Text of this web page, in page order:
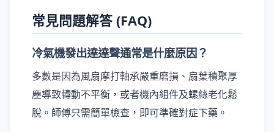
常見問題解答 (FAQ)
冷氣機發出達達聲通常是什麼原因？
多數是因為風扇摩打軸承嚴重磨損、扇葉積聚厚
塵導致轉動不平衡，或者機內組件及螺絲老化鬆
脫。師傅只需簡單檢查，即可準確對症下藥。